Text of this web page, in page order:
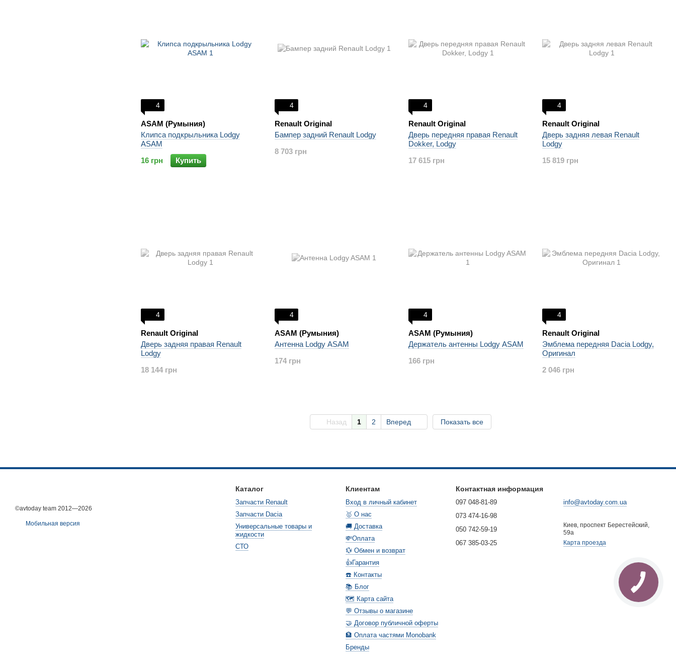
4
ASAM (Румыния)
Клипса подкрыльника Lodgy
ASAM
16 грн
Купить
4
Renault Original
Бампер задний Renault Lodgy
8 703 грн
4
Renault Original
Дверь передняя правая Renault
Dokker, Lodgy
17 615 грн
4
Renault Original
Дверь задняя левая Renault
Lodgy
15 819 грн
4
Renault Original
Дверь задняя правая Renault
Lodgy
18 144 грн
4
ASAM (Румыния)
Антенна Lodgy ASAM
174 грн
4
ASAM (Румыния)
Держатель антенны Lodgy ASAM
166 грн
4
Renault Original
Эмблема передняя Dacia Lodgy,
Оригинал
2 046 грн
Назад 1 2 Вперед Показать все
©avtoday team 2012—2026
Мобильная версия
Каталог
Запчасти Renault
Запчасти Dacia
Универсальные товары и
жидкости
СТО
Клиентам
Вход в личный кабинет
🥇 О нас
🚚 Доставка
💸Оплата
💱 Обмен и возврат
👍Гарантия
☎️ Контакты
📚 Блог
🗺️ Карта сайта
💬 Отзывы о магазине
🤝 Договор публичной оферты
🏦 Оплата частями Monobank
Бренды
Контактная информация
097 048-81-89
073 474-16-98
050 742-59-19
067 385-03-25
info@avtoday.com.ua
Киев, проспект Берестейский,
59а
Карта проезда